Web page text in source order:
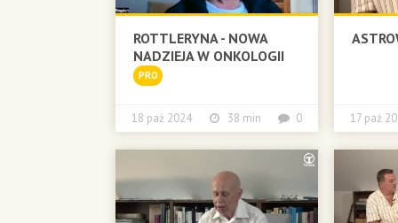
ROTTLERYNA - NOWA
NADZIEJA W ONKOLOGII
PRO
18 paź 2024 38 min 0 17 paź